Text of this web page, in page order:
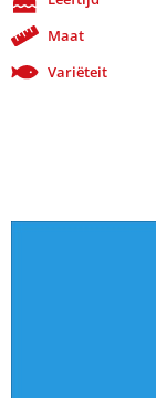
Maat
Variëteit